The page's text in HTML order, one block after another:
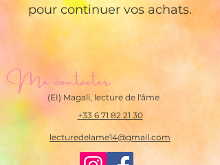
pour continuer vos achats.
Me contacter
+33 6 71 82 21 30
lecturedelame14@gmail.com
(EI) Magali, lecture de l'âme